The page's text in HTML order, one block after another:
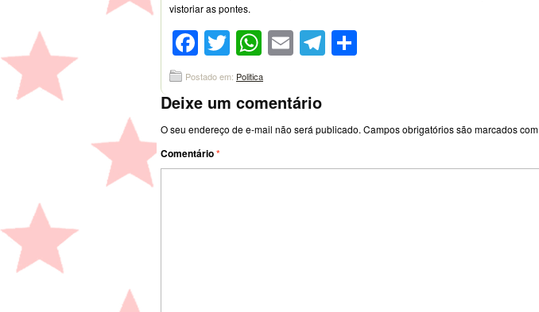
vistoriar as pontes.
Facebook
Twitter
WhatsApp
EmailTelegram
Postado em: Politica
Deixe um comentário
O seu endereço de e-mail não será publicado. Campos obrigatórios são marcados com
Comentário*